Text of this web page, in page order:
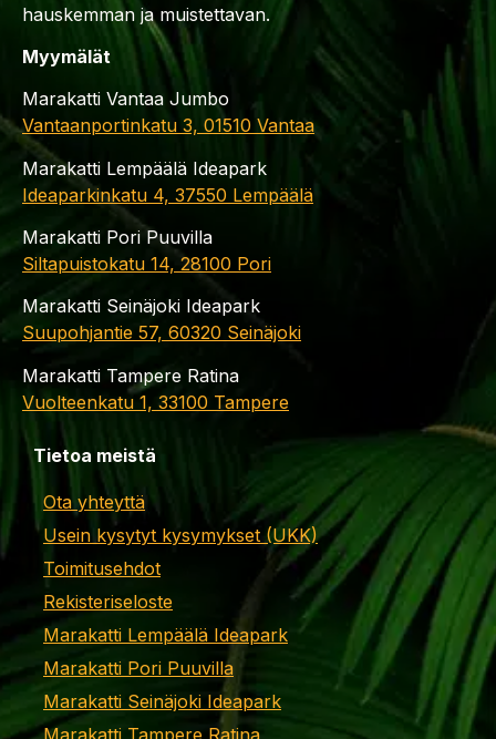
hauskemman ja muistettavan.
Myymälät
Marakatti Vantaa Jumbo
Vantaanportinkatu 3, 01510 Vantaa
Marakatti Lempäälä Ideapark
Ideaparkinkatu 4, 37550 Lempäälä
Marakatti Pori Puuvilla
Siltapuistokatu 14, 28100 Pori
Marakatti Seinäjoki Ideapark
Suupohjantie 57, 60320 Seinäjoki
Marakatti Tampere Ratina
Vuolteenkatu 1, 33100 Tampere
Tietoa meistä
Ota yhteyttä
Usein kysytyt kysymykset (UKK)
Toimitusehdot
Rekisteriseloste
Marakatti Lempäälä Ideapark
Marakatti Pori Puuvilla
Marakatti Seinäjoki Ideapark
Marakatti Tampere Ratina